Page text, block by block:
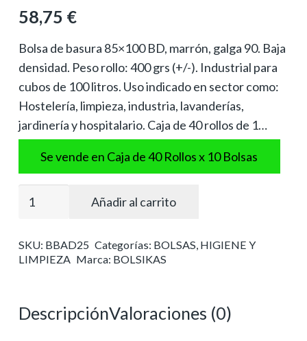
58,75 €
Bolsa de basura 85×100 BD, marrón, galga 90. Baja
densidad. Peso rollo: 400 grs (+/-). Industrial para
cubos de 100 litros. Uso indicado en sector como:
Hostelería, limpieza, industria, lavanderías,
jardinería y hospitalario. Caja de 40 rollos de 1…
Se vende en Caja de 40 Rollos x 10 Bolsas
85x100
Añadir al carrito
SKU: BBAD25 Categorías: BOLSAS, HIGIENE Y
LIMPIEZA Marca: BOLSIKAS
DescripciónValoraciones (0)